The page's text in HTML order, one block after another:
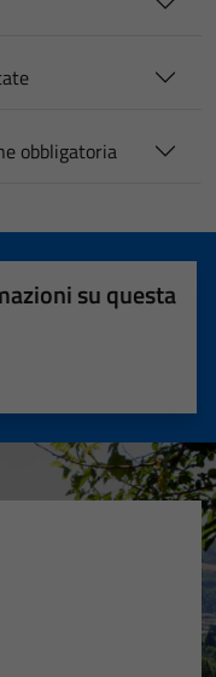
obbligatoria
su questa